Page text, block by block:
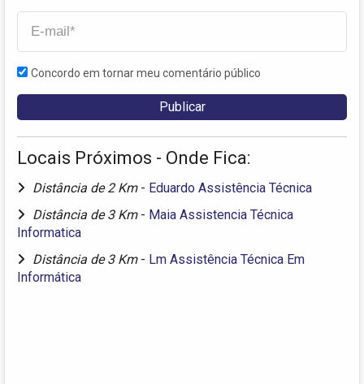
Concordo em tornar meu comentário público
Locais Próximos - Onde Fica:
Distância de 2 Km - Eduardo Assistência Técnica
Distância de 3 Km - Maia Assistencia Técnica
Informatica
Distância de 3 Km - Lm Assistência Técnica Em
Informática